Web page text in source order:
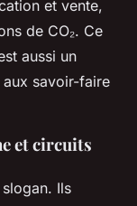
et vente,
de CO₂. Ce
aussi un
savoir-faire
et circuits
Ils